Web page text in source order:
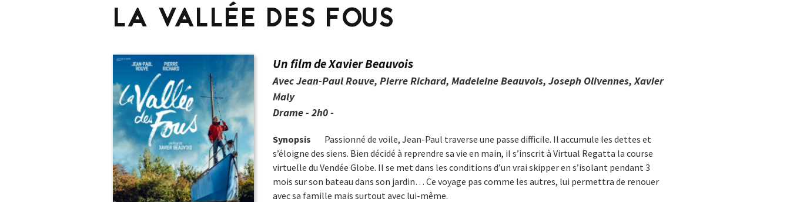
PROCHAINEMENT
PROGRAMME
PDF
LA VALLÉE DES FOUS
Un film de Xavier Beauvois
Avec Jean-Paul Rouve, Pierre Richard, Madeleine Beauvois, Joseph Olivennes, Xavier
Maly
Drame - 2h0 -
Synopsis
Passionné de voile, Jean-Paul traverse une passe difficile. Il accumule les dettes et
s’éloigne des siens. Bien décidé à reprendre sa vie en main, il s’inscrit à Virtual Regatta la course
virtuelle du Vendée Globe. Il se met dans les conditions d’un vrai skipper en s’isolant pendant 3
mois sur son bateau dans son jardin… Ce voyage pas comme les autres, lui permettra de renouer
avec sa famille mais surtout avec lui-même.